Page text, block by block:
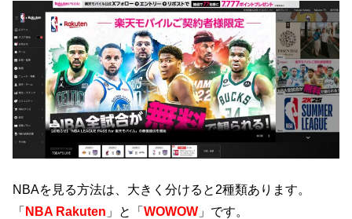
NBAを見る方法は、大きく分けると2種類あります。
「NBA Rakuten 」と「WOWOW 」です。